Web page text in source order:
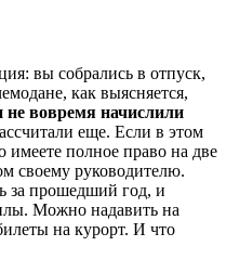
вы собрались в отпуск,
как выясняется,
не вовремя начислили
еще. Если в этом
полное право на две
своему руководителю.
за прошедший год, и
Можно надавить на
на курорт. И что